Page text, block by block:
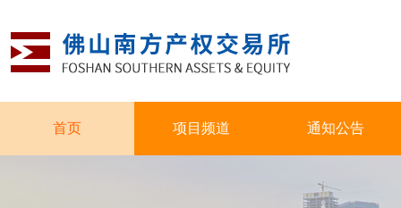
首页 项目频道 通知公告